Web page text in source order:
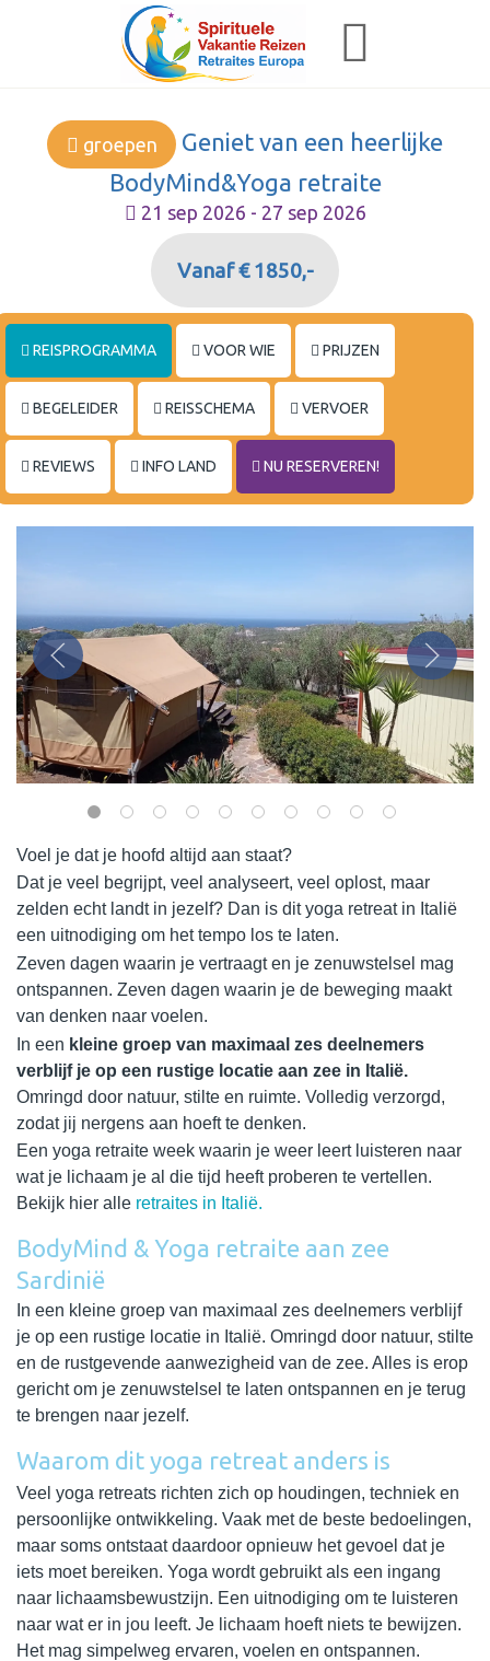
groepen
Geniet van een heerlijke
BodyMind&Yoga retraite
21 sep 2026 - 27 sep 2026
Vanaf € 1850,-
REISPROGRAMMA VOOR WIE PRIJZEN
BEGELEIDER REISSCHEMA VERVOER
REVIEWS INFO LAND NU RESERVEREN!
Voel je dat je hoofd altijd aan staat?
Dat je veel begrijpt, veel analyseert, veel oplost, maar
zelden echt landt in jezelf? Dan is dit yoga retreat in Italië
een uitnodiging om het tempo los te laten.
Zeven dagen waarin je vertraagt en je zenuwstelsel mag
ontspannen. Zeven dagen waarin je de beweging maakt
van denken naar voelen.
In een kleine groep van maximaal zes deelnemers
verblijf je op een rustige locatie aan zee in Italië.
Omringd door natuur, stilte en ruimte. Volledig verzorgd,
zodat jij nergens aan hoeft te denken.
Een yoga retraite week waarin je weer leert luisteren naar
wat je lichaam je al die tijd heeft proberen te vertellen.
Bekijk hier alle retraites in Italië.
BodyMind & Yoga retraite aan zee
Sardinië
In een kleine groep van maximaal zes deelnemers verblijf
je op een rustige locatie in Italië. Omringd door natuur, stilte
en de rustgevende aanwezigheid van de zee. Alles is erop
gericht om je zenuwstelsel te laten ontspannen en je terug
te brengen naar jezelf.
Waarom dit yoga retreat anders is
Veel yoga retreats richten zich op houdingen, techniek en
persoonlijke ontwikkeling. Vaak met de beste bedoelingen,
maar soms ontstaat daardoor opnieuw het gevoel dat je
iets moet bereiken. Yoga wordt gebruikt als een ingang
naar lichaamsbewustzijn. Een uitnodiging om te luisteren
naar wat er in jou leeft. Je lichaam hoeft niets te bewijzen.
Het mag simpelweg ervaren, voelen en ontspannen.